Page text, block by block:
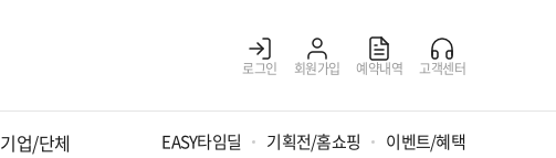
로그인 회원가입 예약내역 고객센터
기업/단체 EASY타임딜 기획전/홈쇼핑 이벤트/혜택